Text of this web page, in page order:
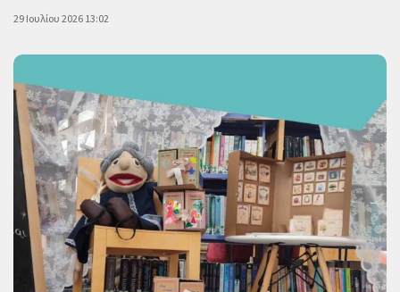
29 Ιουλίου 2026 13:02